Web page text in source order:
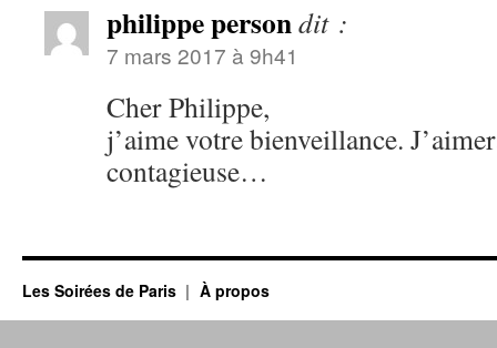
philippe persondit :
7 mars 2017 à 9h41
Cher Philippe,
j’aime votre bienveillance.
contagieuse…
Les Soirées de Paris À propos